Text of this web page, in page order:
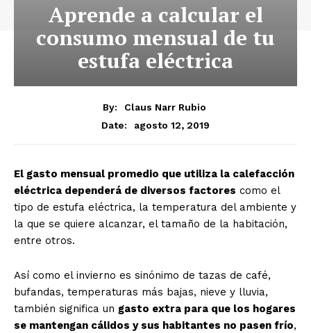
Aprende a calcular el
consumo mensual de tu
estufa eléctrica
By:
Claus Narr Rubio
Date:
agosto 12, 2019
El gasto mensual promedio que utiliza la calefacción
eléctrica dependerá de diversos factores como el
tipo de estufa eléctrica, la temperatura del ambiente y
la que se quiere alcanzar, el tamaño de la habitación,
entre otros.
Así como el invierno es sinónimo de tazas de café,
bufandas, temperaturas más bajas, nieve y lluvia,
también significa un gasto extra para que los hogares
se mantengan cálidos y sus habitantes no pasen frío,